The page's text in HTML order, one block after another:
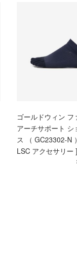
ゴールドウィン フ
アーチサポート シ
ス （ GC23302-N
LSC アクセサリー